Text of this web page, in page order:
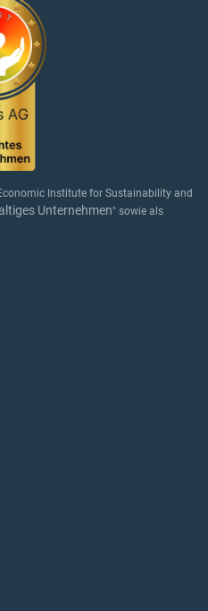
Institute for Sustainability and
Unternehmen" sowie als